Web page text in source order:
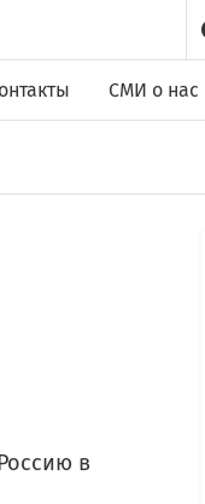
СМИ о нас
в